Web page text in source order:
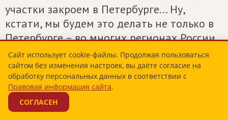
участки закроем в Петербурге... Ну,
кстати, мы будем это делать не только в
Петербурге – во многих регионах России,
по крайней мере, в ключевых с точки
зрения веса электорального, это такие
крупные города-миллионники и многие
другие. И у нас идет непрерывное
обучение методике защиты реального
Сайт использует cookie-файлы. Продолжая пользоваться
сайтом без изменения настроек, вы даёте согласие на
обработку персональных данных в соответствии с
Правовая информация сайта.
СОГЛАСЕН